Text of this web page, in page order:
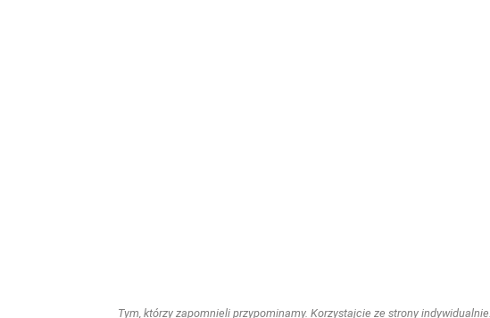
Tym, którzy zapomnieli przypominamy. Korzystajcie ze strony